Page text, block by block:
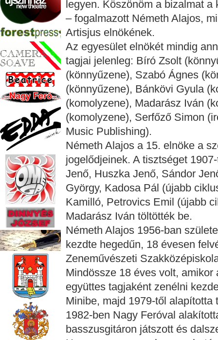
legyen. Köszönöm a bizalmat a
– fogalmazott Németh Alajos,
Artisjus elnökének.
Az egyesület elnökét mindig
tagjai jelenleg: Bíró Zsolt
(könnyűzene), Szabó Ágnes
(könnyűzene), Bánkövi Gyula
(komolyzene), Madarász Iván
(komolyzene), Serfőző Simon
Music Publishing).
Németh Alajos a 15. elnöke a
jogelődjeinek. A tisztséget
Jenő, Huszka Jenő, Sándor
György, Kadosa Pál (újabb
Kamilló, Petrovics Emil (újabb
Madarász Iván töltötték be.
Németh Alajos 1956-ban
kezdte hegedűn, 18 évesen
Zeneművészeti
Mindössze 18 éves volt,
együttes tagjaként zenélni
Minibe, majd 1979-től
1982-ben Nagy Feróval
basszusgitáron játszott és